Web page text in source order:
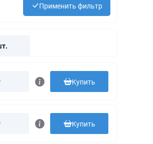
Применить фильтр
Купить
Купить